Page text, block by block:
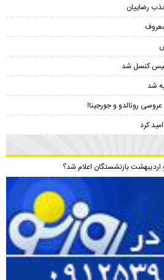
رضاییان
کنسل شد
شد
رونالدو و جورجینا!
کرد
بازنشستگان اعلام شد؟